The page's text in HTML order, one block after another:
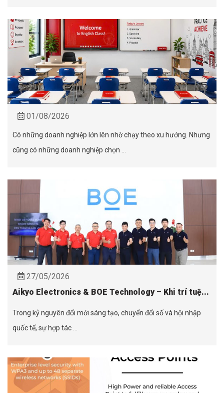
01/08/2026
Có những doanh nghiệp lớn lên nhờ chạy theo xu hướng. Nhưng
cũng có những doanh nghiệp chọn ...
27/05/2026
Aikyo Electronics & BOE Technology – Khi trí tuệ...
Trong kỷ nguyên đổi mới sáng tạo, chuyển đổi số và hội nhập
quốc tế, sự hợp tác ...